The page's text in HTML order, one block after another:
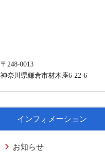
〒248-0013
神奈川県鎌倉市材木座6-22-6
インフォメーション
お知らせ